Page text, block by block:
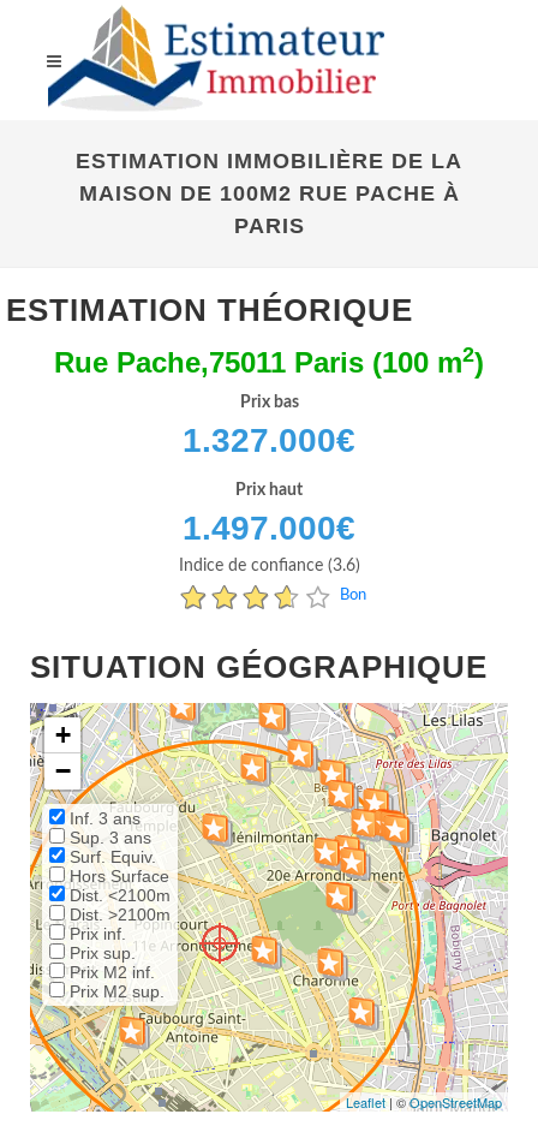
ESTIMATION IMMOBILIÈRE DE LA
MAISON DE 100M2 RUE PACHE À
PARIS
ESTIMATION THÉORIQUE
Rue Pache,75011 Paris (100 m2)
Prix bas
1.327.000€
Prix haut
1.497.000€
Indice de confiance (3.6)
Bon
SITUATION GÉOGRAPHIQUE
+
−
Inf. 3 ans
Sup. 3 ans
Surf. Equiv.
Hors Surface
Dist. <2100m
Dist. >2100m
Prix inf.
Prix sup.
Prix M2 inf.
Prix M2 sup.
Leaflet| ©OpenStreetMap